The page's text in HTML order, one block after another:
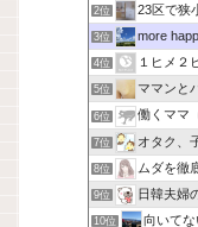
2位 23区で狭
3位 more
4位 １ヒメ２
5位 ママンと
6位 働くママ（
7位 オタク、
8位 ムダを徹
9位 日韓夫婦
10位 向いてな